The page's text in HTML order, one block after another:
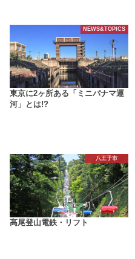
NEWS&TOPICS
東京に2ヶ所ある「ミニパナマ運
河」とは!?
八王子市
高尾登山電鉄・リフト